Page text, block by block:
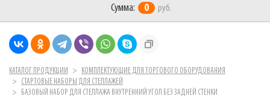
Сумма: 0 руб.
КАТАЛОГ ПРОДУКЦИИ
КОМПЛЕКТУЮЩИЕ ДЛЯ ТОРГОВОГО ОБОРУДОВАНИЯ
СТАРТОВЫЕ НАБОРЫ ДЛЯ СТЕЛЛАЖЕЙ
БАЗОВЫЙ НАБОР ДЛЯ СТЕЛЛАЖА ВНУТРЕННИЙ УГОЛ БЕЗ ЗАДНЕЙ СТЕНКИ